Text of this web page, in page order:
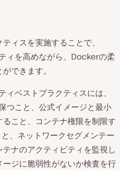
ィスを実施することで、
ィを高めながら、Dockerの柔
できます。
ベストプラクティスには、
つこと、公式イメージと最小
こと、コンテナ権限を制限す
、ネットワークセグメンテー
ナのアクティビティを監視し
ジに脆弱性がないか検査を行